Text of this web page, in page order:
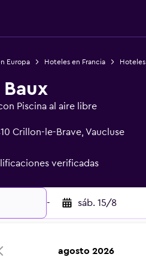
Europa Hoteles en Francia Hoteles
Baux
Piscina al aire libre
Crillon-le-Brave, Vaucluse
verificadas
- sáb. 15/8
agosto 2026